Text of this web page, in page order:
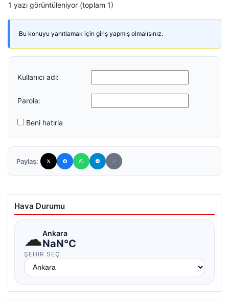
1 yazı görüntüleniyor (toplam 1)
Bu konuyu yanıtlamak için giriş yapmış olmalısınız.
Kullanıcı adı:
Parola:
Beni hatırla
Paylaş:
Hava Durumu
☁Ankara
NaN°C
ŞEHIR SEÇ